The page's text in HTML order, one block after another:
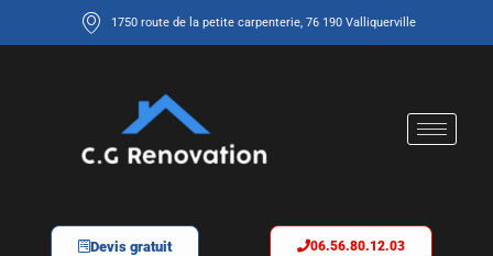
1750 route de la petite carpenterie, 76 190 Valliquerville
Devis gratuit 06.56.80.12.03